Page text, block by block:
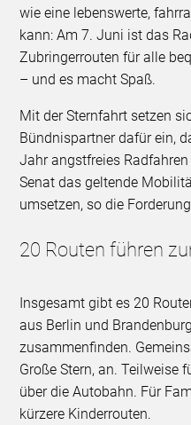
wie eine lebenswerte,
kann: Am 7. Juni ist das
Zubringerrouten für alle
– und es macht Spaß.
Mit der Sternfahrt setzen
Bündnispartner dafür ein,
Jahr angstfreies
Senat das geltende
umsetzen, so die
20 Routen führen
Insgesamt gibt es 20
aus Berlin und
zusammenfinden.
Große Stern, an. Teilweise
über die Autobahn. Für
kürzere Kinderrouten.